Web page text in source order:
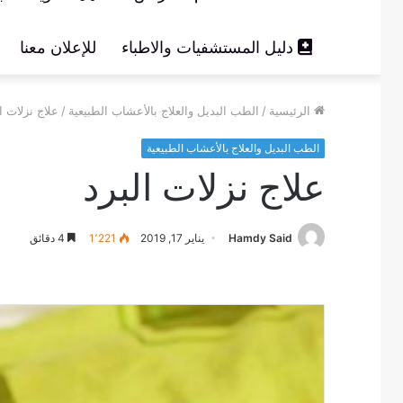
دليل المستشفيات والاطباء للإعلان معنا
الرئيسية / الطب البديل والعلاج بالأعشاب الطبيعية / علاج نزلات
الطب البديل والعلاج بالأعشاب الطبيعية
علاج نزلات البرد
Hamdy Said يناير 17, 2019 1٬221